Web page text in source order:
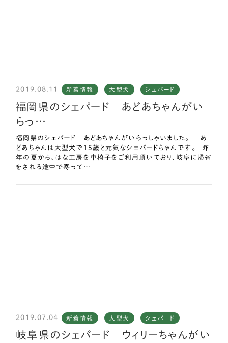
2019.08.11 新着情報 大型犬 シェパード
福岡県のシェパード あどあちゃんがい
らっ…
福岡県のシェパード あどあちゃんがいらっしゃいました。 あ
どあちゃんは大型犬で15歳と元気なシェパードちゃんです。 昨
年の夏から、はな工房を車椅子をご利用頂いており、岐阜に帰省
をされる途中で寄って…
2019.07.04 新着情報 大型犬 シェパード
岐阜県のシェパード ウィリーちゃんがい